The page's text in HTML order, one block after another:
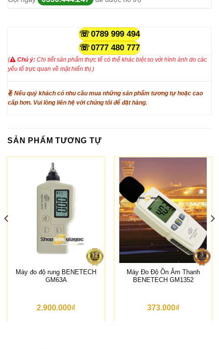
0789 999 494
0777 480 777
( Chú ý: Chi tiết sản phẩm thực tế có thể khác biệt so với hình ảnh do các
yếu tố trực quan về mặt hiển thị.)
✌ Nếu quý khách có nhu cầu mua những sản phẩm tương tự hoặc cao
cấp hơn. Vui lòng liên hệ với chúng tôi để đặt hàng.
SẢN PHẨM TƯƠNG TỰ
Máy đo độ rung BENETECH
GM63A
2.900.000₫
Máy Đo Độ Ồn Âm Thanh
BENETECH GM1352
373.000₫